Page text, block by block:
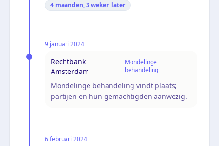
4 maanden, 3 weken later
9 januari 2024
Rechtbank
Amsterdam
Mondelinge
behandeling
Mondelinge behandeling vindt plaats;
partijen en hun gemachtigden aanwezig.
6 februari 2024